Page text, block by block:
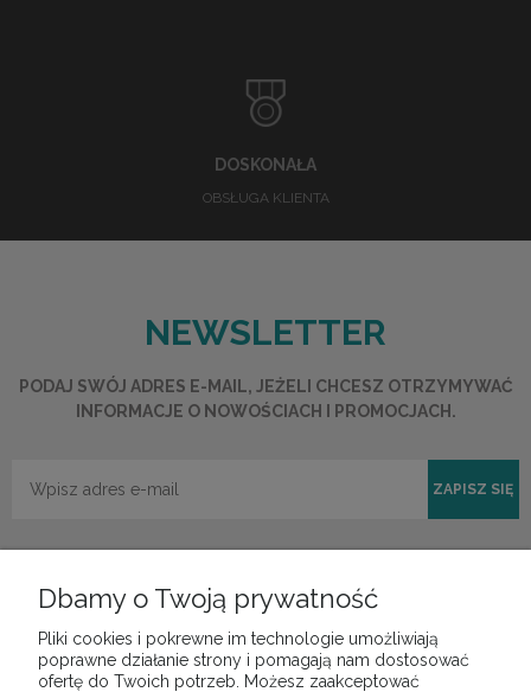
DOSKONAŁA
OBSŁUGA KLIENTA
NEWSLETTER
PODAJ SWÓJ ADRES E-MAIL, JEŻELI CHCESZ OTRZYMYWAĆ
INFORMACJE O NOWOŚCIACH I PROMOCJACH.
ZAPISZ SIĘ
POMOC
Dbamy o Twoją prywatność
Pliki cookies i pokrewne im technologie umożliwiają
poprawne działanie strony i pomagają nam dostosować
ofertę do Twoich potrzeb. Możesz zaakceptować